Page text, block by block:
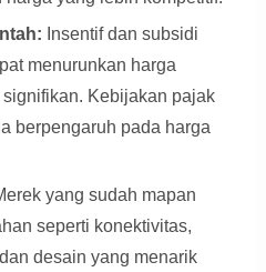
Insentif dan subsidi
menurunkan harga
Kebijakan pajak
berpengaruh pada harga
yang sudah mapan
seperti konektivitas,
desain yang menarik